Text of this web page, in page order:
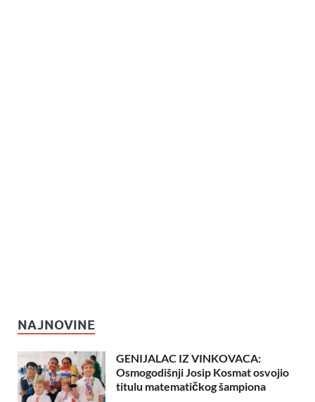
NAJNOVINE
GENIJALAC IZ VINKOVACA:
Osmogodišnji Josip Kosmat osvojio
titulu matematičkog šampiona